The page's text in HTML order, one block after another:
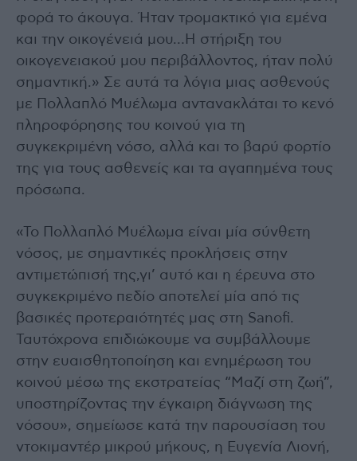
φορά το άκουγα. Ήταν τρομακτικό για εμένα
και την οικογένειά μου…Η στήριξη του
οικογενειακού μου περιβάλλοντος, ήταν πολύ
σημαντική.» Σε αυτά τα λόγια μιας ασθενούς
με Πολλαπλό Μυέλωμα αντανακλάται το κενό
πληροφόρησης του κοινού για τη
συγκεκριμένη νόσο, αλλά και το βαρύ φορτίο
της για τους ασθενείς και τα αγαπημένα τους
πρόσωπα.
«Το Πολλαπλό Μυέλωμα είναι μία σύνθετη
νόσος, με σημαντικές προκλήσεις στην
αντιμετώπισή της,γι’ αυτό και η έρευνα στο
συγκεκριμένο πεδίο αποτελεί μία από τις
βασικές προτεραιότητές μας στη Sanofi.
Ταυτόχρονα επιδιώκουμε να συμβάλλουμε
στην ευαισθητοποίηση και ενημέρωση του
κοινού μέσω της εκστρατείας “Μαζί στη ζωή”,
υποστηρίζοντας την έγκαιρη διάγνωση της
νόσου», σημείωσε κατά την παρουσίαση του
ντοκιμαντέρ μικρού μήκους, η Ευγενία Λιονή,